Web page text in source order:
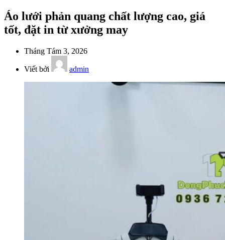
Áo lưới phản quang chất lượng cao, giá
tốt, đặt in từ xưởng may
Tháng Tám 3, 2026
Viết bởi admin